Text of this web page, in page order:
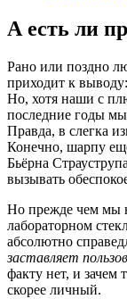
А есть ли
Рано или поздно
приходит к выводу:
Но, хотя наши с
последние годы
Правда, в слегка
Конечно, шарпу
Бьёрна
вызывать
Но прежде чем мы
лабораторном
абсолютно
заставляет
факту нет, и зачем
скорее личный.